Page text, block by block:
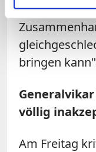
Menschheit
bringen
völlig
Am Freitag